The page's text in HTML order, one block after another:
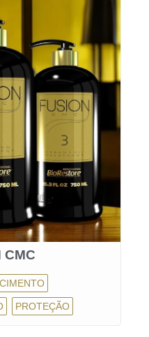
CMC
PROTEÇÃO